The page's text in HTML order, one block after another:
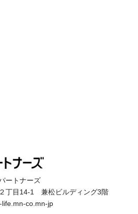
ートナーズ
丁目14-1 兼松ビルディング3階
life.mn-co.mn-jp